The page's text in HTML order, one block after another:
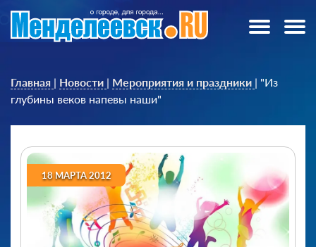
Главная | Новости | Мероприятия и праздники | "Из
глубины веков напевы наши"
18 МАРТА 2012